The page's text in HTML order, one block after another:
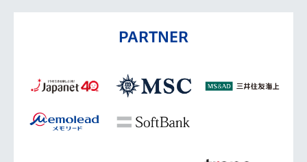
PARTNER